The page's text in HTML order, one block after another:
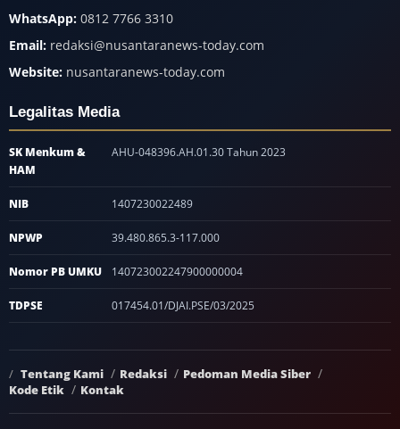
WhatsApp: 0812 7766 3310
Email: redaksi@nusantaranews-today.com
Website: nusantaranews-today.com
Legalitas Media
SK Menkum &
HAM
AHU-048396.AH.01.30 Tahun 2023
NIB 1407230022489
NPWP 39.480.865.3-117.000
Nomor PB UMKU 140723002247900000004
TDPSE 017454.01/DJAI.PSE/03/2025
Tentang Kami Redaksi
Pedoman Media Siber
Kode Etik
Kontak